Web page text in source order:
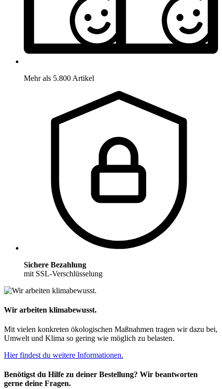
Mehr als 5.800 Artikel
Sichere Bezahlung
mit SSL-Verschlüsselung
Wir arbeiten klimabewusst.
Mit vielen konkreten ökologischen Maßnahmen tragen wir dazu bei,
Umwelt und Klima so gering wie möglich zu belasten.
Hier findest du weitere Informationen.
Benötigst du Hilfe zu deiner Bestellung? Wir beantworten
gerne deine Fragen.